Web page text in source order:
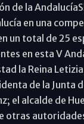
de la
en una
un total de 25
en esta V
la Reina
de la Junta
el alcalde de
otras